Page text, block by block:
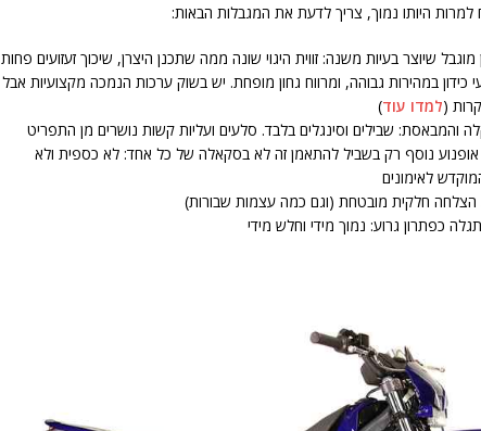
היותו נמוך, צריך לדעת את המגבלות הבאות:
שיוצר בעיות משנה: זווית היגוי שונה ממה שתכנן היצרן, שיכוך זעזועים פחות
כידון במהירות גבוהה, ומרווח גחון מופחת. יש בשוק ערכות הנמכה מקצועיות אבל
(למדו עוד)
והמבאסת: שבילים וסינגלים בלבד. סלעים ועליות קשות נושרים מן התפריט
נוסף רק בשביל להתאמן זה לא בסקאלה של כל אחד: לא כספית ולא
לאימונים
הצלחה חלקית מובטחת (וגם כמה עצמות שבורות)
כפתרון גרוע: נמוך מידי וחלש מידי